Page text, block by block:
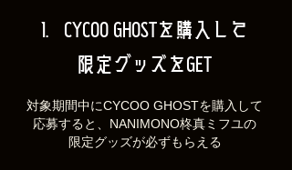
1. CYCOO GHOSTを購入して
限定グッズをGET
​対象期間中にCYCOO GHOSTを購入して
応募すると、NANIMONO柊真ミフユの
限定グッズが必ずもらえる